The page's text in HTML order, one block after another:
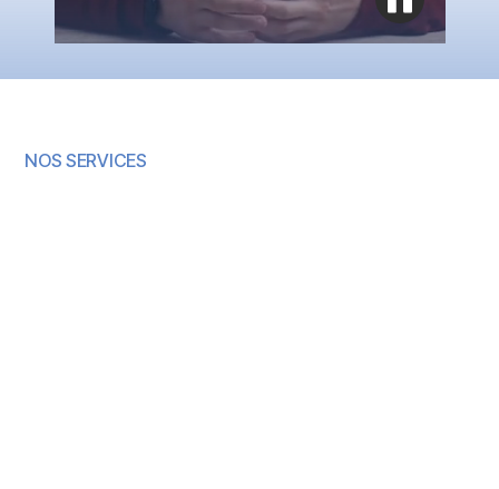
NOS SERVICES